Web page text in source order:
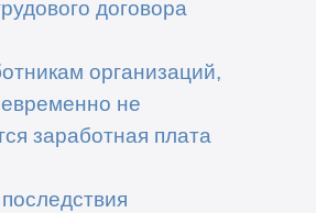
договора
организаций,
не
заработная плата